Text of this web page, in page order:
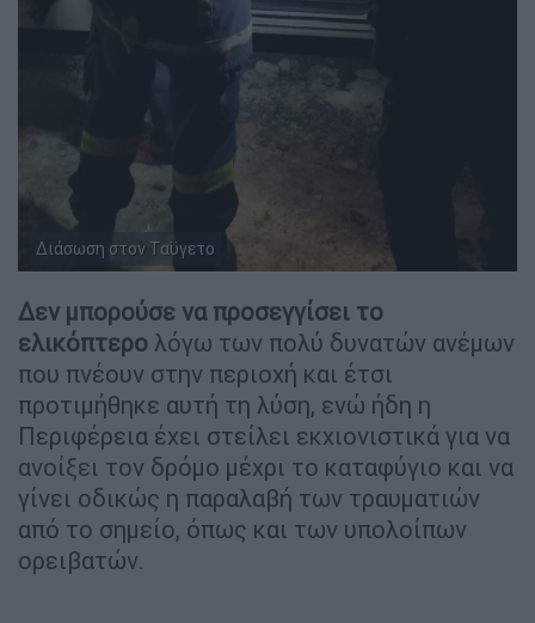
Διάσωση στον Ταϋγετο
Δεν μπορούσε να προσεγγίσει το
ελικόπτερο λόγω των πολύ δυνατών ανέμων
που πνέουν στην περιοχή και έτσι
προτιμήθηκε αυτή τη λύση, ενώ ήδη η
Περιφέρεια έχει στείλει εκχιονιστικά για να
ανοίξει τον δρόμο μέχρι το καταφύγιο και να
γίνει οδικώς η παραλαβή των τραυματιών
από το σημείο, όπως και των υπολοίπων
ορειβατών.